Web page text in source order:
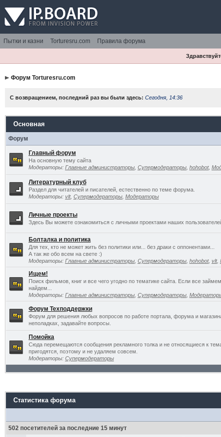
Пытки и казни Torturesru.com Правила форума
Форум Torturesru.com
С возвращением, последний раз вы были здесь: Сегодня, 14:36
Основная
Форум
Главный форум
На основную тему сайта
Модераторы: Главные администраторы, Супермодераторы, hohobot,
Литературный клуб
Раздел для читателей и писателей, естественно по теме форума.
Модераторы: vlt, Супермодераторы, Модераторы
Личные проекты
Здесь Вы можете ознакомиться с личными проектами наших
Болталка и политика
Для тех, кто не может жить без политики или... без драки с оппонентами...
А так же обо всем на свете :)
Модераторы: Главные администраторы, Супермодераторы, hohobot, vlt,
Ищем!
Поиск фильмов, книг и все чего угодно по тематике сайта. Если все
найдем...
Модераторы: Главные администраторы, Супермодераторы,
Форум Техподдержки
Форум для решения любых вопросов по работе портала, форума и
неполадках, задавайте вопросы.
Помойка
Сюда перемещаются сообщения рекламного толка и не относящиеся к
пригодятся, поэтому и не удаляем совсем.
Модераторы: Супермодераторы
Статистика форума
502 посетителей за последние 15 минут